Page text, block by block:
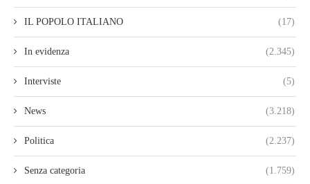
IL POPOLO ITALIANO (17)
In evidenza (2.345)
Interviste (5)
News (3.218)
Politica (2.237)
Senza categoria (1.759)